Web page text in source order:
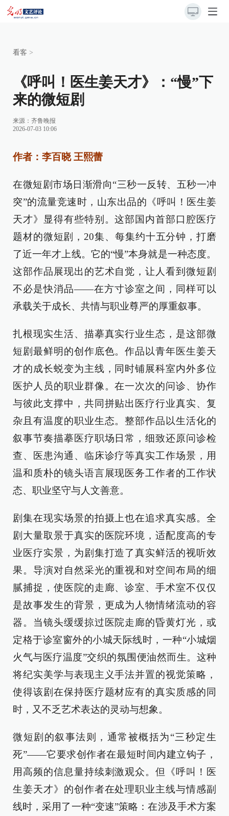
看客 >
《呼叫！医生姜天才》：“慢”下
来的微短剧
来源： 齐鲁晚报
2026-07-03 10:06
作者：李百晓 王熙蕾
在微短剧市场日渐滑向“三秒一反转、五秒一冲
突”的流量竞速时，山东出品的《呼叫！医生姜
天才》显得有些特别。这部国内首部口腔医疗
题材的微短剧，20集、每集约十五分钟，打磨
了近一年才上线。它的“慢”本身就是一种态度。
这部作品展现出的艺术自觉，让人看到微短剧
不必是快消品——在方寸诊室之间，同样可以
承载关于成长、共情与职业尊严的厚重叙事。
扎根现实生活、描摹真实行业生态，是这部微
短剧最鲜明的创作底色。作品以青年医生姜天
才的成长蜕变为主线，同时铺展科室内外多位
医护人员的职业群像。在一次次的问诊、协作
与彼此支撑中，共同拼贴出医疗行业真实、复
杂且有温度的职业生态。整部作品以生活化的
叙事节奏描摹医疗职场日常，细致还原问诊检
查、医患沟通、临床诊疗等真实工作场景，用
温和质朴的镜头语言展现医务工作者的工作状
态、职业坚守与人文善意。
剧集在现实场景的拍摄上也在追求真实感。全
剧大量取景于真实的医院环境，适配度高的专
业医疗实景，为剧集打造了真实鲜活的视听效
果。导演对自然采光的重视和对空间布局的细
腻捕捉，使医院的走廊、诊室、手术室不仅仅
是故事发生的背景，更成为人物情绪流动的容
器。当镜头缓缓掠过医院走廊的昏黄灯光，或
定格于诊室窗外的小城天际线时，一种“小城烟
火气与医疗温度”交织的氛围便油然而生。这种
将纪实美学与表现主义手法并置的视觉策略，
使得该剧在保持医疗题材应有的真实质感的同
时，又不乏艺术表达的灵动与想象。
微短剧的叙事法则，通常被概括为“三秒定生
死”——它要求创作者在最短时间内建立钩子，
用高频的信息量持续刺激观众。但《呼叫！医
生姜天才》的创作者在处理职业主线与情感副
线时，采用了一种“变速”策略：在涉及手术方案